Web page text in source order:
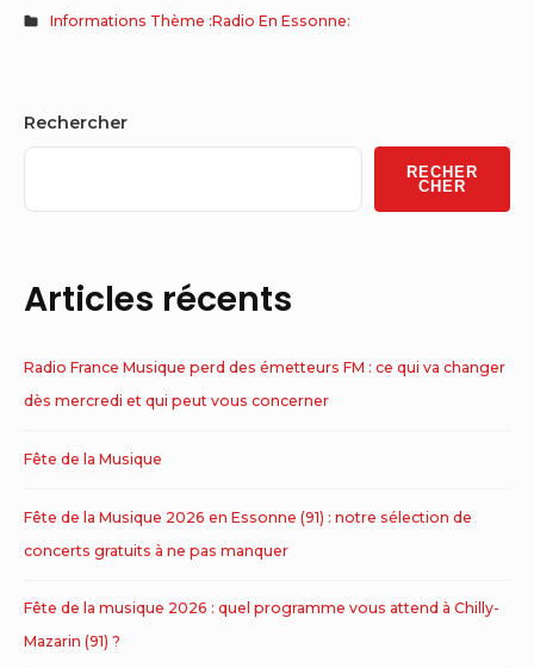
Informations Thème :Radio En Essonne:
Sidebar
Widget
Area
Rechercher
RECHER
CHER
Articles récents
Radio France Musique perd des émetteurs FM : ce qui va changer
dès mercredi et qui peut vous concerner
Fête de la Musique
Fête de la Musique 2026 en Essonne (91) : notre sélection de
concerts gratuits à ne pas manquer
Fête de la musique 2026 : quel programme vous attend à Chilly-
Mazarin (91) ?